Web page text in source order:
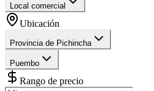
Local comercial
Ubicación
Provincia de Pichincha
Puembo
Rango de precio